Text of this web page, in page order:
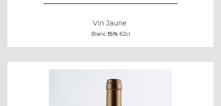
Vin Jaune
Blanc 15% 62cl